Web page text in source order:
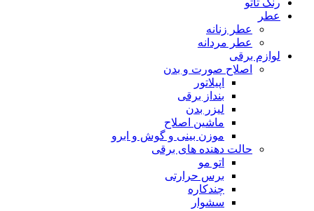
عطر
عطر زنانه
عطر مردانه
لوازم برقی
اصلاح صورت و بدن
اپیلاتور
بنداز برقی
لیزر بدن
ماشین اصلاح
موزن بینی و گوش و ابرو
حالت دهنده های برقی
اتو مو
برس حرارتی
چندکاره
سشوار